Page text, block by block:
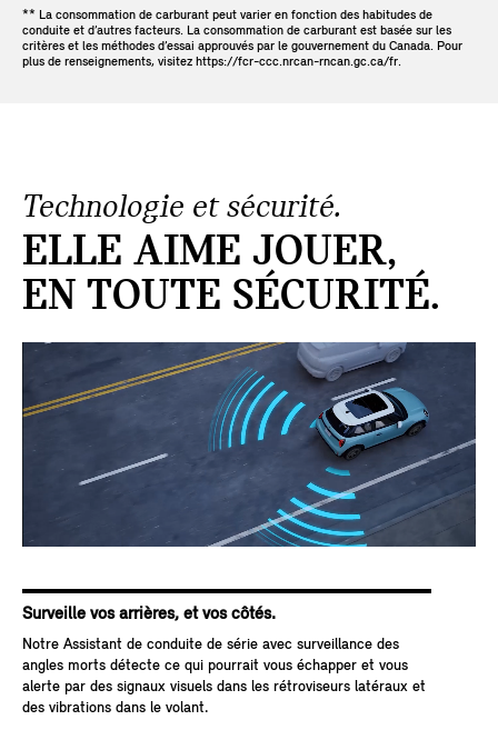
** La consommation de carburant peut varier en fonction des habitudes de
conduite et d’autres facteurs. La consommation de carburant est basée sur les
critères et les méthodes d’essai approuvés par le gouvernement du Canada. Pour
plus de renseignements, visitez https://fcr-ccc.nrcan-rncan.gc.ca/fr.
Technologie et sécurité.
ELLE AIME JOUER,
EN TOUTE SÉCURITÉ.
Surveille vos arrières, et vos côtés.
Notre Assistant de conduite de série avec surveillance des
angles morts détecte ce qui pourrait vous échapper et vous
alerte par des signaux visuels dans les rétroviseurs latéraux et
des vibrations dans le volant.